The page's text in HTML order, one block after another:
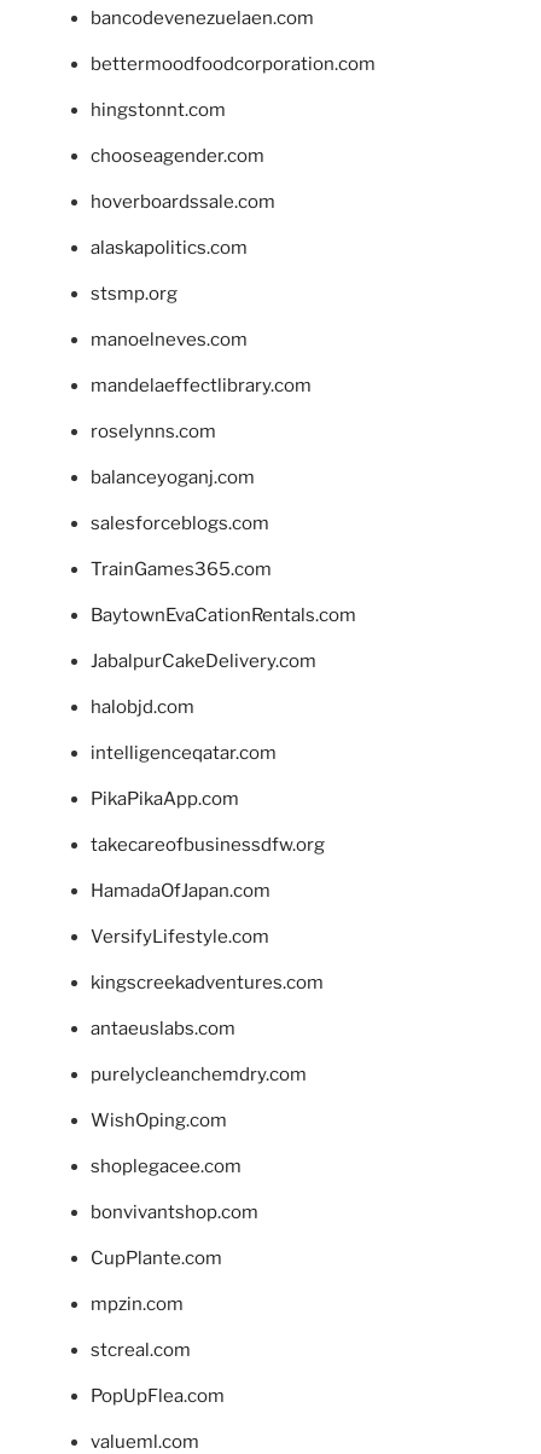
bancodevenezuelaen.com
bettermoodfoodcorporation.com
hingstonnt.com
chooseagender.com
hoverboardssale.com
alaskapolitics.com
stsmp.org
manoelneves.com
mandelaeffectlibrary.com
roselynns.com
balanceyoganj.com
salesforceblogs.com
TrainGames365.com
BaytownEvaCationRentals.com
JabalpurCakeDelivery.com
halobjd.com
intelligenceqatar.com
PikaPikaApp.com
takecareofbusinessdfw.org
HamadaOfJapan.com
VersifyLifestyle.com
kingscreekadventures.com
antaeuslabs.com
purelycleanchemdry.com
WishOping.com
shoplegacee.com
bonvivantshop.com
CupPlante.com
mpzin.com
stcreal.com
PopUpFlea.com
valueml.com